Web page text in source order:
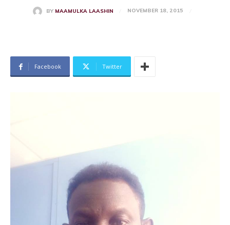
BY MAAMULKA LAASHIN NOVEMBER 18, 2015
Facebook Twitter